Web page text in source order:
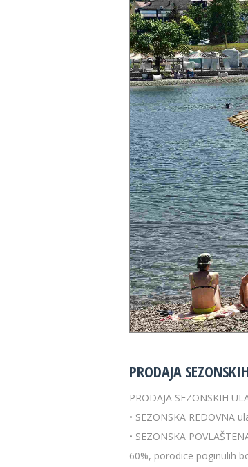
PRODAJA
PRODAJA SEZONSKIH
• SEZONSKA REDOVNA
• SEZONSKA
60%, porodice poginulih